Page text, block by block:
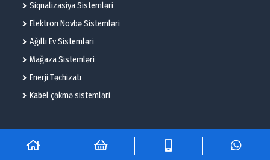
Siqnalizasiya Sistemləri
Elektron Növbə Sistemləri
Ağıllı Ev Sistemləri
Mağaza Sistemləri
Enerji Təchizatı
Kabel çəkmə sistemləri
© 2025 – Flame Technologies